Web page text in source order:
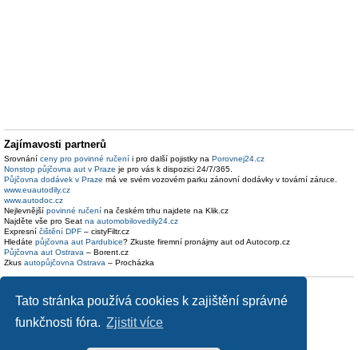
Tato stránka používá cookies k zajištění správné
funkčnosti fóra. Zjistit více
Zajímavosti partnerů
Srovnání ceny pro povinné ručení i pro další pojistky na Porovnej24.cz
Nonstop půjčovna aut v Praze je pro vás k dispozici 24/7/365.
Půjčovna dodávek v Praze má ve svém vozovém parku zánovní dodávky v tovární záruce.
www.euautodily.cz
www.autodoc.cz
Nejlevnější povinné ručení na českém trhu najdete na Klik.cz
Najděte vše pro Seat na automobilovedily24.cz
Expresní čištění DPF – cistyFiltr.cz
Hledáte půjčovna aut Pardubice? Zkuste firemní pronájmy aut od Autocorp.cz
Půjčovna aut Ostrava – Borent.cz
Zkus autopůjčovna Ostrava – Procházka